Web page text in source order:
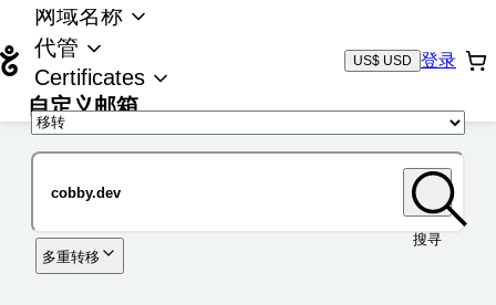
网域名称
代管
Certificates
自定义邮箱
US$ USD 登录
搜寻
多重转移